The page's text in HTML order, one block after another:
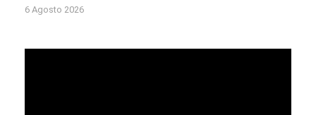
6 Agosto 2026